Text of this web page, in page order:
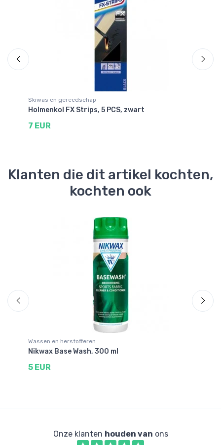
Skiwas en gereedschap
Holmenkol FX Strips, 5 PCS, zwart
7 EUR
Klanten die dit artikel kochten,
kochten ook
Wassen en herstofferen
Nikwax Base Wash, 300 ml
5 EUR
Onze klanten houden van ons